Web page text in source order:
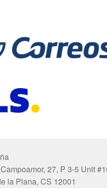
27, P 3-5 Unit
la Plana, CS 12001